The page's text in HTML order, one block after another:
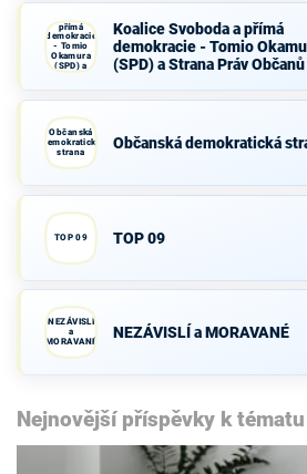
přímá
demokracie
- Tomio
Okamura
(SPD) a
Strana Práv
Koalice Svoboda a přímá
demokracie - Tomio
(SPD) a Strana Práv Občanů
Občanská
demokratická
strana
Občanská demokratická
TOP 09 TOP 09
NEZÁVISLÍ
a
MORAVANÉ
NEZÁVISLÍ a MORAVANÉ
Nejnovější příspěvky k tématu